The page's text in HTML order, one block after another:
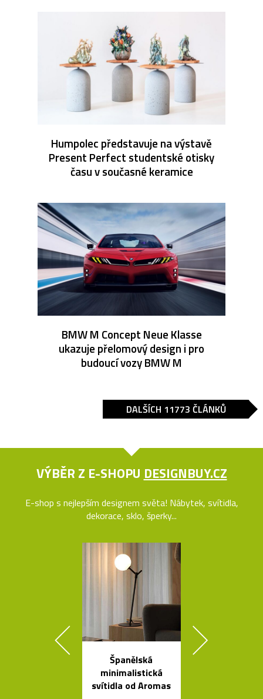
Humpolec představuje na výstavě
Present Perfect studentské otisky
času v současné keramice
BMW M Concept Neue Klasse
ukazuje přelomový design i pro
budoucí vozy BMW M
DALŠÍCH 11773 ČLÁNKŮ
VÝBĚR Z E-SHOPU DESIGNBUY.CZ
E-shop s nejlepším designem světa! Nábytek, svítidla,
dekorace, sklo, šperky...
Španělská
minimalistická
svítidla od Aromas